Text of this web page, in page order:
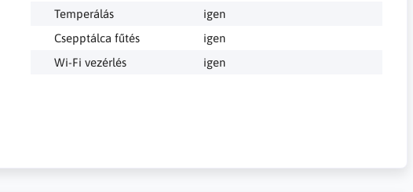
Temperálás
igen
Csepptálca fűtés
igen
Wi-Fi vezérlés
igen